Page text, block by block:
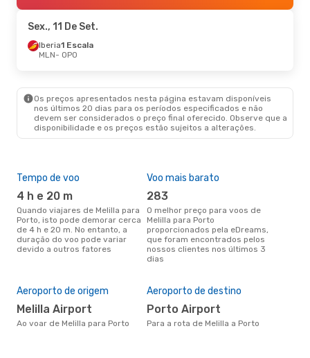
Sex., 11 De Set.
Iberia1 Escala
MLN- OPO
Os preços apresentados nesta página estavam disponíveis
nos últimos 20 dias para os períodos especificados e não
devem ser considerados o preço final oferecido. Observe que a
disponibilidade e os preços estão sujeitos a alterações.
Tempo de voo
4 h e 20 m
Quando viajares de Melilla para
Porto, isto pode demorar cerca
de 4 h e 20 m. No entanto, a
duração do voo pode variar
devido a outros fatores
Voo mais barato
283
O melhor preço para voos de
Melilla para Porto
proporcionados pela eDreams,
que foram encontrados pelos
nossos clientes nos últimos 3
dias
Aeroporto de origem
Melilla Airport
Ao voar de Melilla para Porto
Aeroporto de destino
Porto Airport
Para a rota de Melilla a Porto